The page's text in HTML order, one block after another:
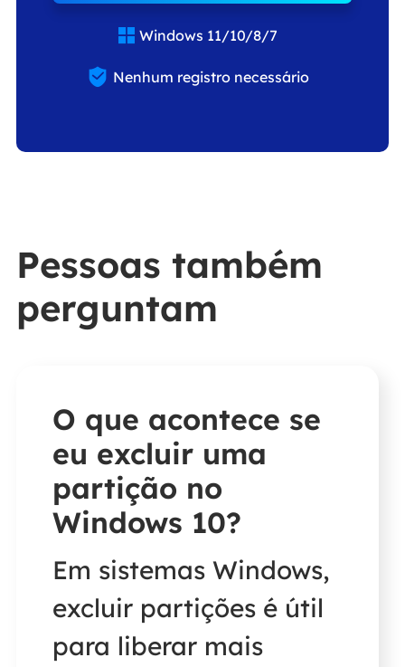
 Windows 11/10/8/7
 Nenhum registro necessário
Pessoas também
perguntam
O que acontece se
eu excluir uma
partição no
Windows 10?
Em sistemas Windows,
excluir partições é útil
para liberar mais